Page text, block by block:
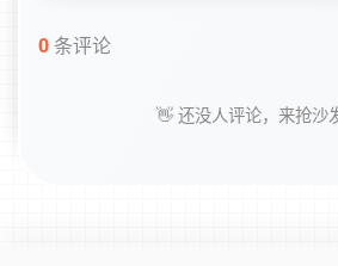
0条评论
👋 还没人评论，来抢沙